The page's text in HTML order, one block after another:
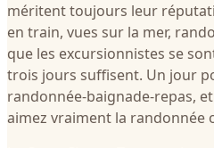
méritent toujours leur
en train, vues sur la mer,
que les excursionnistes se
trois jours suffisent. Un jour
randonnée-baignade-repas,
aimez vraiment la randonnée